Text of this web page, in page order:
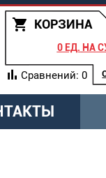
КОРЗИНА
0 ЕД. НА
Сравнений: 0